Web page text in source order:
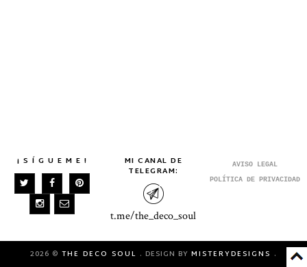
¡ S Í G U E M E ! MI CANAL DE
TELEGRAM:
t.me/the_deco_soul
AVISO LEGAL
POLÍTICA DE PRIVACIDAD
2026 © THE DECO SOUL . DESIGN BY MISTERYDESIGNS .